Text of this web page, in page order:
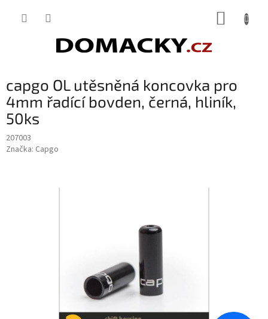
capgo OL utěsněná koncovka pro
4mm řadící bovden, černá, hliník,
50ks
207003
Značka: Capgo